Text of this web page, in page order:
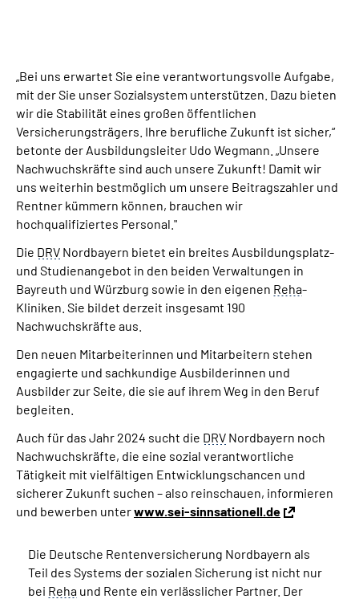
„Bei uns erwartet Sie eine verantwortungsvolle Aufgabe,
mit der Sie unser Sozialsystem unterstützen. Dazu bieten
wir die Stabilität eines großen öffentlichen
Versicherungsträgers. Ihre berufliche Zukunft ist sicher,“
betonte der Ausbildungsleiter Udo Wegmann. „Unsere
Nachwuchskräfte sind auch unsere Zukunft! Damit wir
uns weiterhin bestmöglich um unsere Beitragszahler und
Rentner kümmern können, brauchen wir
hochqualifiziertes Personal."
Die DRV Nordbayern bietet ein breites Ausbildungsplatz-
und Studienangebot in den beiden Verwaltungen in
Bayreuth und Würzburg sowie in den eigenen Reha-
Kliniken. Sie bildet derzeit insgesamt 190
Nachwuchskräfte aus.
Den neuen Mitarbeiterinnen und Mitarbeitern stehen
engagierte und sachkundige Ausbilderinnen und
Ausbilder zur Seite, die sie auf ihrem Weg in den Beruf
begleiten.
Auch für das Jahr 2024 sucht die DRV Nordbayern noch
Nachwuchskräfte, die eine sozial verantwortliche
Tätigkeit mit vielfältigen Entwicklungschancen und
sicherer Zukunft suchen – also reinschauen, informieren
und bewerben unterwww.sei-sinnsationell.de
Die Deutsche Rentenversicherung Nordbayern als
Teil des Systems der sozialen Sicherung ist nicht nur
bei Reha und Rente ein verlässlicher Partner. Der